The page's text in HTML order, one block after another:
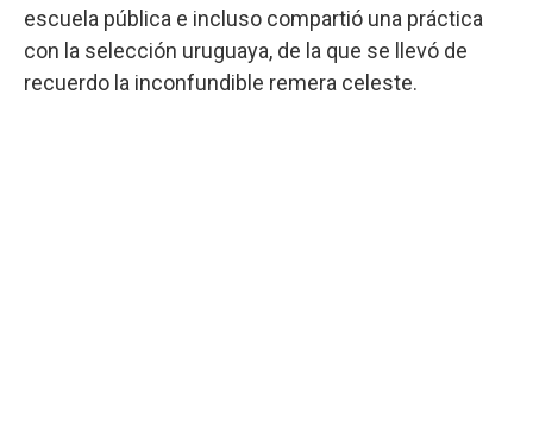
escuela pública e incluso compartió una práctica
con la selección uruguaya, de la que se llevó de
recuerdo la inconfundible remera celeste.